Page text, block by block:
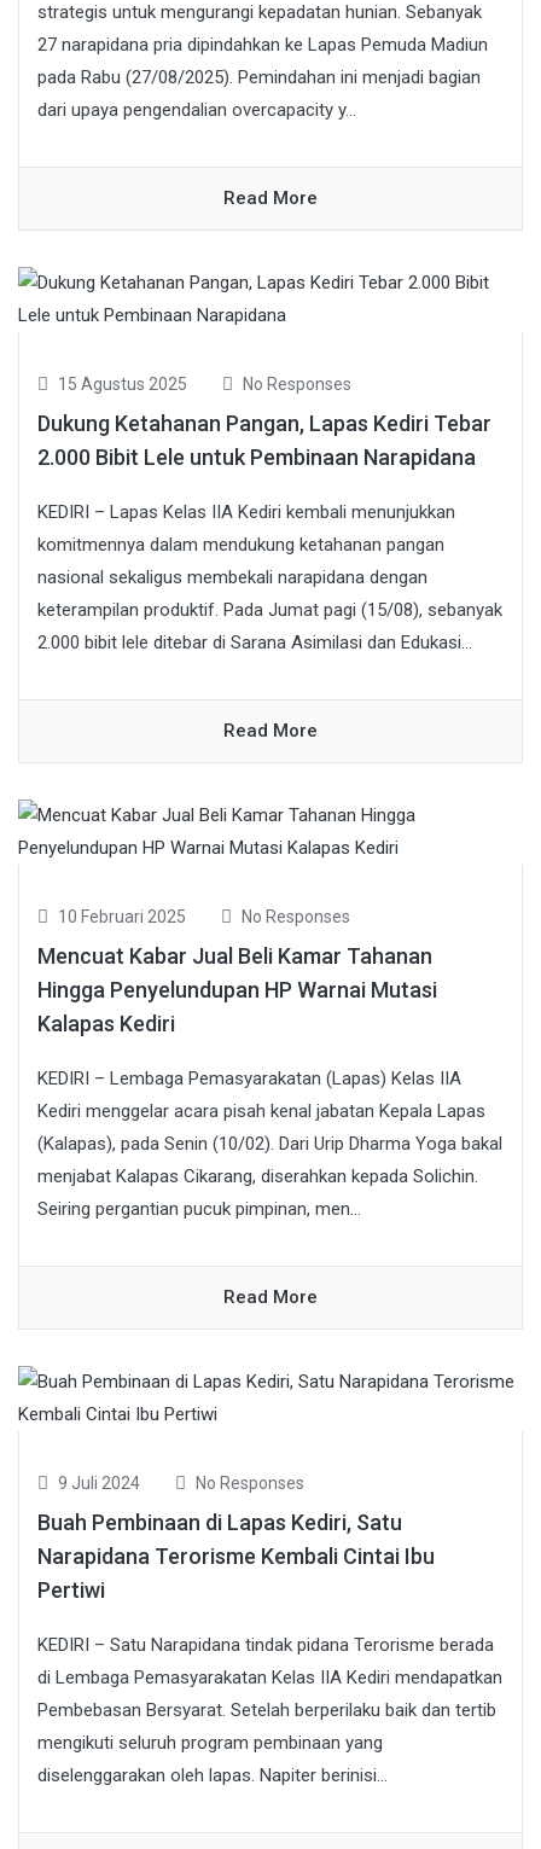
strategis untuk mengurangi kepadatan hunian. Sebanyak
27 narapidana pria dipindahkan ke Lapas Pemuda Madiun
pada Rabu (27/08/2025). Pemindahan ini menjadi bagian
dari upaya pengendalian overcapacity y...
Read More
15 Agustus 2025 No Responses
Dukung Ketahanan Pangan, Lapas Kediri Tebar
2.000 Bibit Lele untuk Pembinaan Narapidana
KEDIRI – Lapas Kelas IIA Kediri kembali menunjukkan
komitmennya dalam mendukung ketahanan pangan
nasional sekaligus membekali narapidana dengan
keterampilan produktif. Pada Jumat pagi (15/08), sebanyak
2.000 bibit lele ditebar di Sarana Asimilasi dan Edukasi...
Read More
10 Februari 2025 No Responses
Mencuat Kabar Jual Beli Kamar Tahanan
Hingga Penyelundupan HP Warnai Mutasi
Kalapas Kediri
KEDIRI – Lembaga Pemasyarakatan (Lapas) Kelas IIA
Kediri menggelar acara pisah kenal jabatan Kepala Lapas
(Kalapas), pada Senin (10/02). Dari Urip Dharma Yoga bakal
menjabat Kalapas Cikarang, diserahkan kepada Solichin.
Seiring pergantian pucuk pimpinan, men...
Read More
9 Juli 2024 No Responses
Buah Pembinaan di Lapas Kediri, Satu
Narapidana Terorisme Kembali Cintai Ibu
Pertiwi
KEDIRI – Satu Narapidana tindak pidana Terorisme berada
di Lembaga Pemasyarakatan Kelas IIA Kediri mendapatkan
Pembebasan Bersyarat. Setelah berperilaku baik dan tertib
mengikuti seluruh program pembinaan yang
diselenggarakan oleh lapas. Napiter berinisi...